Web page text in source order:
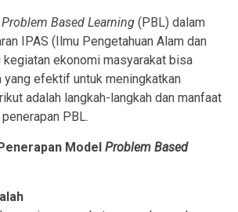
Problem Based Learning (PBL) dalam
IPAS (Ilmu Pengetahuan Alam dan
ekonomi masyarakat bisa
yang efektif untuk meningkatkan
adalah langkah-langkah dan manfaat
PBL.
Model Problem Based